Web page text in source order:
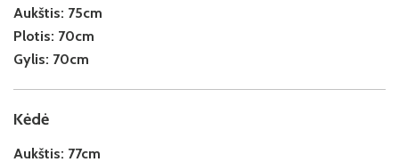
Aukštis: 75cm
Plotis: 70cm
Gylis: 70cm
Kėdė
Aukštis: 77cm